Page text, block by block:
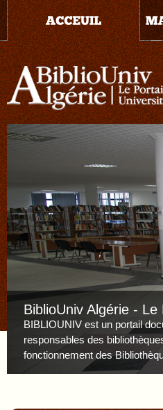
BiblioUniv Algérie -
BIBLIOUNIV est un portail
responsables des
fonctionnement des